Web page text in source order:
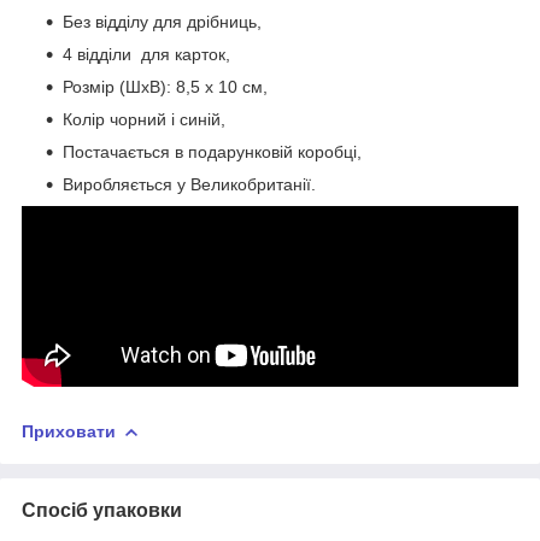
Без відділу для дрібниць,
4 відділи для карток,
Розмір (ШхВ): 8,5 х 10 см,
Колір чорний і синій,
Постачається в подарунковій коробці,
Виробляється у Великобританії.
Приховати
Спосіб упаковки